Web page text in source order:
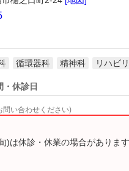
循環器科 精神科 リハビ
・休診日
問い合わせください)
)は休診・休業の場合がありま